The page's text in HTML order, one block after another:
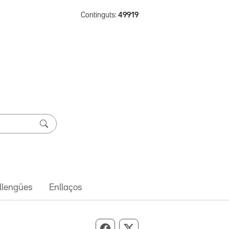
Continguts: 49919
Enllaços